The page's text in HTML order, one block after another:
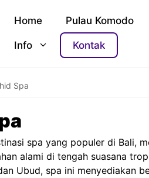
Home Pulau Komodo
Info Kontak
Spa
spa yang populer di Bali,
alami di tengah suasana
Ubud, spa ini menyediakan